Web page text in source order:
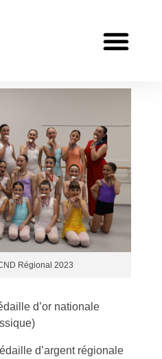
Régional 2023
d’or nationale
d’argent régionale